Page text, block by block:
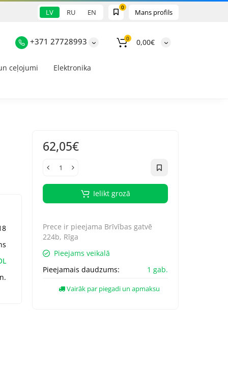
Mans profils
0
LV RU EN
+371 27728993 0 0,00€
ceļojumi Elektronika
62,05€
Ielikt grozā
Prece ir pieejama Brīvības gatvē
224b, Rīga
Pieejams veikalā
Pieejamais daudzums:
1 gab.
Vairāk par piegadi un apmaksu